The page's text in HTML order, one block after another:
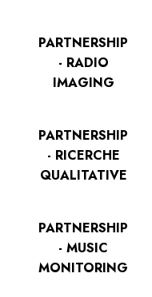
PARTNERSHIP
- RADIO
IMAGING
PARTNERSHIP
- RICERCHE
QUALITATIVE
PARTNERSHIP
- MUSIC
MONITORING